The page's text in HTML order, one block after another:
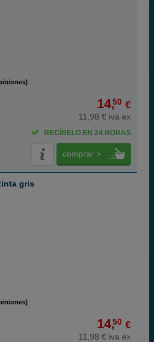
14,50 €
11,98 € iva ex
RECÍBELO EN 24 HORAS
comprar >
gris
14,50 €
11,98 € iva ex